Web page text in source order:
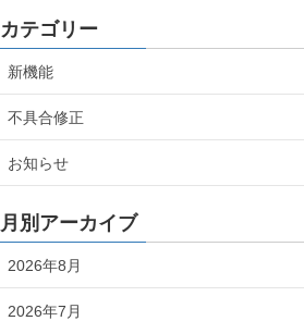
カテゴリー
新機能
不具合修正
お知らせ
月別アーカイブ
2026年8月
2026年7月